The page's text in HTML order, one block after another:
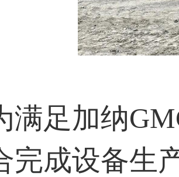
加纳GMC
完成设备生